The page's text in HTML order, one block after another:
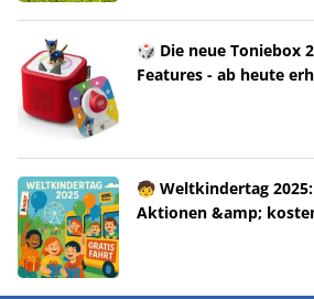
🎲 Die neue Toniebox
Features - ab heute
🧒 Weltkindertag
Aktionen &amp;